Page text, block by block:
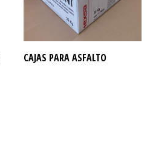
CAJAS PARA ASFALTO